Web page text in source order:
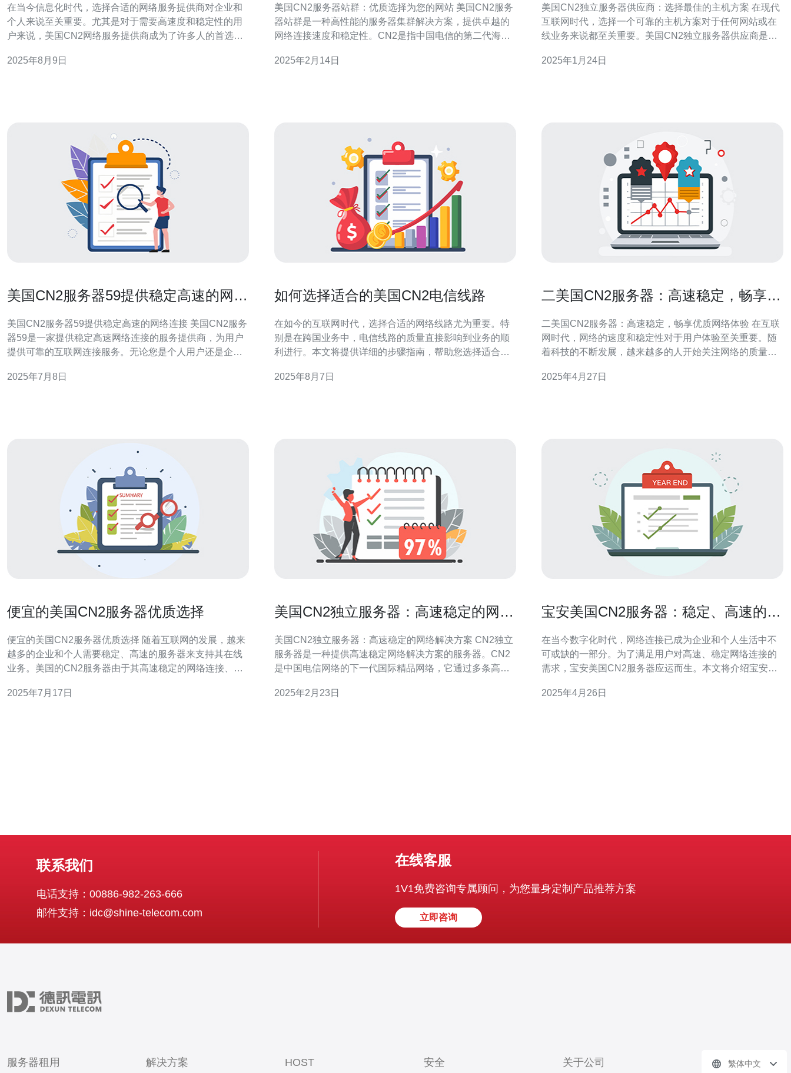
在当今信息化时代，选择合适的网络服务提供商对企业和
个人来说至关重要。尤其是对于需要高速度和稳定性的用
户来说，美国CN2网络服务提供商成为了许多人的首选。
供商，从多个维度帮助您做出明智的决策。 首先，了解什
2025年8月9日
美国CN2服务器站群：优质选择为您的网站 美国CN2服务
器站群是一种高性能的服务器集群解决方案，提供卓越的
网络连接速度和稳定性。CN2是指中国电信的第二代海外
问速度和更稳定的网络连接，为用户提供更好的浏览体
2025年2月14日
美国CN2独立服务器供应商：选择最佳的主机方案 在现代
互联网时代，选择一个可靠的主机方案对于任何网站或在
线业务来说都至关重要。美国CN2独立服务器供应商是一
务。本文将介绍为什么选择美国CN2独立服务器供应商，
2025年1月24日
美国CN2服务器59提供稳定高速的网络
美国CN2服务器59提供稳定高速的网络连接 美国CN2服务
器59是一家提供稳定高速网络连接的服务提供商，为用户
提供可靠的互联网连接服务。无论您是个人用户还是企业
求。 美国CN2服务器59拥有先进的网络设备和技术团队，
2025年7月8日
如何选择适合的美国CN2电信线路
在如今的互联网时代，选择合适的网络线路尤为重要。特
别是在跨国业务中，电信线路的质量直接影响到业务的顺
利进行。本文将提供详细的步骤指南，帮助您选择适合的
Network）是中国电信推出的一项高品质国际互联网专线，
2025年8月7日
二美国CN2服务器：高速稳定，畅享优
二美国CN2服务器：高速稳定，畅享优质网络体验 在互联
网时代，网络的速度和稳定性对于用户体验至关重要。随
着科技的不断发展，越来越多的人开始关注网络的质量和
国互联的用户来说。在这样的背景下，二美国CN2服务器
2025年4月27日
便宜的美国CN2服务器优质选择
便宜的美国CN2服务器优质选择 随着互联网的发展，越来
越多的企业和个人需要稳定、高速的服务器来支持其在线
业务。美国的CN2服务器由于其高速稳定的网络连接、优
首选。 CN2网络是中国电信的专线网络，其覆盖全球主要
2025年7月17日
美国CN2独立服务器：高速稳定的网络
美国CN2独立服务器：高速稳定的网络解决方案 CN2独立
服务器是一种提供高速稳定网络解决方案的服务器。CN2
是中国电信网络的下一代国际精品网络，它通过多条高速
传统的国际互联网出口，CN2独立服务器具有更低的延
2025年2月23日
宝安美国CN2服务器：稳定、高速的网
在当今数字化时代，网络连接已成为企业和个人生活中不
可或缺的一部分。为了满足用户对高速、稳定网络连接的
需求，宝安美国CN2服务器应运而生。本文将介绍宝安美
接解决方案。 宝安美国CN2服务器是一种基于中国电信
2025年4月26日
联系我们
电话支持：00886-982-263-666
邮件支持：idc@shine-telecom.com
在线客服
1V1免费咨询专属顾问，为您量身定制产品推荐方案
立即咨询
服务器租用 解决方案 HOST 安全 关于公司 繁体中文